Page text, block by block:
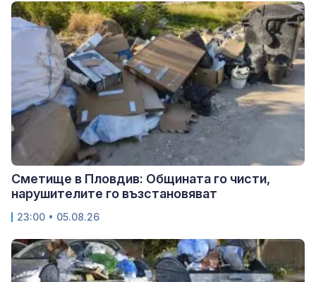
Сметище в Пловдив: Общината го чисти,
нарушителите го възстановяват
23:00 • 05.08.26